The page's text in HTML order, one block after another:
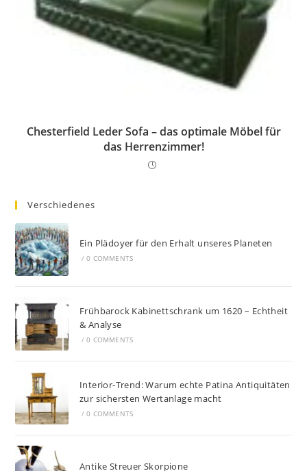
Chesterfield Leder Sofa – das optimale Möbel für
das Herrenzimmer!
Verschiedenes
Ein Plädoyer für den Erhalt unseres Planeten
/ 0 COMMENTS
Frühbarock Kabinettschrank um 1620 – Echtheit
& Analyse
/ 0 COMMENTS
Interior-Trend: Warum echte Patina Antiquitäten
zur sichersten Wertanlage macht
/ 0 COMMENTS
Antike Streuer Skorpione